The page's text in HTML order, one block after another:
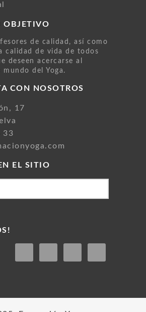
OBJETIVO
de calidad, así como
calidad de vida de todos
deseen acercarse al
mundo del Yoga.
CON NOSOTROS
17
33
EL SITIO